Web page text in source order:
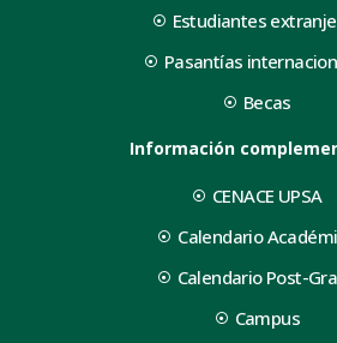
Estudiantes
Pasantías
Becas
Información
CENACE UPSA
Calendario
Calendario Post-
Campus